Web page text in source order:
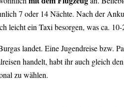
7 oder 14 Nächte. Nach der
leicht ein Taxi besorgen, was ca. 10-
landet. Eine Jugendreise bzw.
handelt, habt ihr auch gleich
zu wählen.